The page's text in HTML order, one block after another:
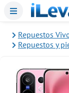
Menu
Repuestos
Repuestos y